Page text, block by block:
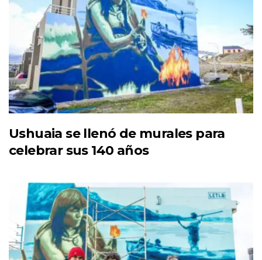
Ushuaia se llenó de murales para
celebrar sus 140 años